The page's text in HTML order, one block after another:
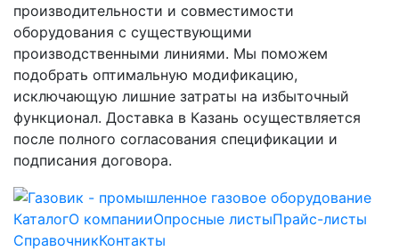
производительности и совместимости
оборудования с существующими
производственными линиями. Мы поможем
подобрать оптимальную модификацию,
исключающую лишние затраты на избыточный
функционал. Доставка в Казань осуществляется
после полного согласования спецификации и
подписания договора.
КаталогО компанииОпросные листыПрайс-листы
СправочникКонтакты